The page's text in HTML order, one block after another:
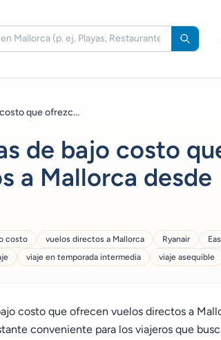
que ofrezc...
de bajo costo
a Mallorca desde
costo vuelos directos a Mallorca Ryanair
viaje en temporada intermedia viaje asequible
costo que ofrecen vuelos directos a
conveniente para los viajeros que